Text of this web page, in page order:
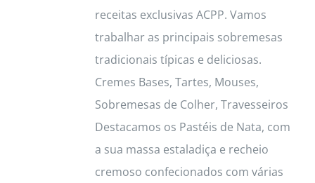
receitas exclusivas ACPP. Vamos
trabalhar as principais sobremesas
tradicionais típicas e deliciosas.
Cremes Bases, Tartes, Mouses,
Sobremesas de Colher, Travesseiros
Destacamos os Pastéis de Nata, com
a sua massa estaladiça e recheio
cremoso confecionados com várias